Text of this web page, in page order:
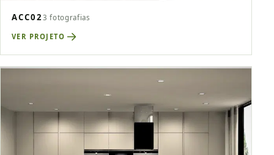
ACC02 3 fotografias
VER PROJETO